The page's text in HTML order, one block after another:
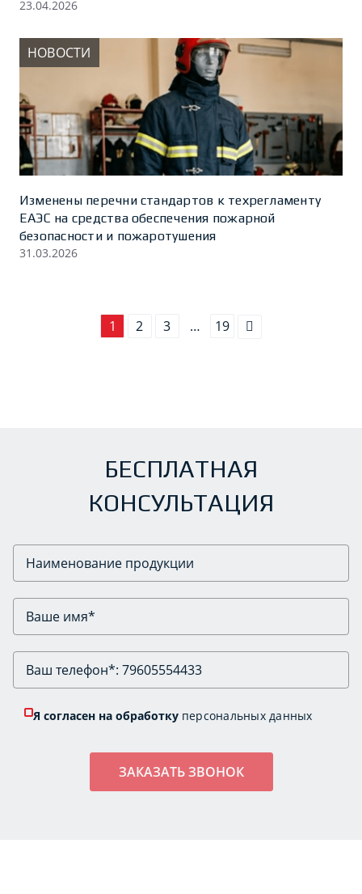
23.04.2026
НОВОСТИ
Изменены перечни стандартов к техрегламенту
ЕАЭС на средства обеспечения пожарной
безопасности и пожаротушения
31.03.2026
1 2 3 … 19
БЕСПЛАТНАЯ
КОНСУЛЬТАЦИЯ
Я согласен на обработку персональных данных